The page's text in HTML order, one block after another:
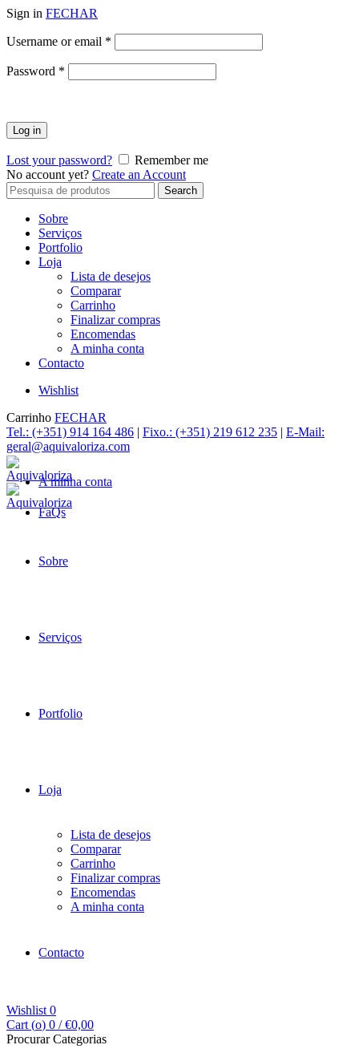
Sign in FECHAR
Username or email *
Password *
Log in
Lost your password?
Remember me
No account yet? Create an Account
Search
for:
Search
Sobre
Serviços
Portfolio
Loja
Lista de desejos
Comparar
Carrinho
Finalizar compras
Encomendas
A minha conta
Contacto
Wishlist
Carrinho FECHAR
Tel.: (+351) 914 164 486 | Fixo.: (+351) 219 612 235 | E-Mail:
geral@aquivaloriza.com
A minha conta
FaQs
Sobre
Serviços
Portfolio
Loja
Lista de desejos
Comparar
Carrinho
Finalizar compras
Encomendas
A minha conta
Contacto
Wishlist 0
Cart (o) 0 / €0,00
Procurar Categorias